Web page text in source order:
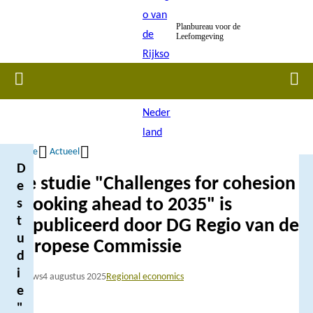
inhoud
Planbureau voor de
Leefomgeving
Home
Kruimelpad
Home Actueel
De studie "Challenges for cohesion
- Looking ahead to 2035" is
gepubliceerd door DG Regio van de
Europese Commissie
Nieuws4 augustus 2025Regional economics
D
e
s
t
u
d
i
e
"